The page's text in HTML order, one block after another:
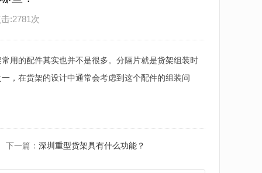
:2781次
用的配件其实也并不是很多。分隔片就是货架组装时
，在货架的设计中通常会考虑到这个配件的组装问
下一篇： 深圳重型货架具有什么功能？